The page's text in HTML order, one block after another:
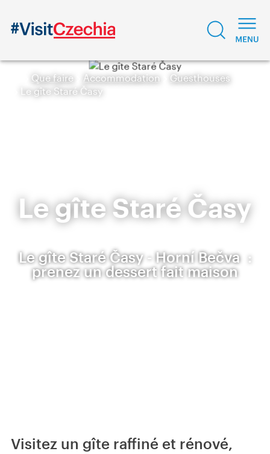
Que faire Accommodation
Guesthouses
Le gîte Staré Časy
Le gîte Staré Časy
Le gîte Staré Časy - Horní Bečva :
prenez un dessert fait maison
Visitez un gîte raffiné et rénové,